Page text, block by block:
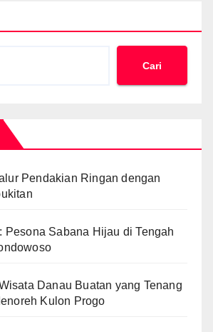
Cari
Pendakian Ringan dengan
Pesona Sabana Hijau di Tengah
Danau Buatan yang Tenang
Kulon Progo